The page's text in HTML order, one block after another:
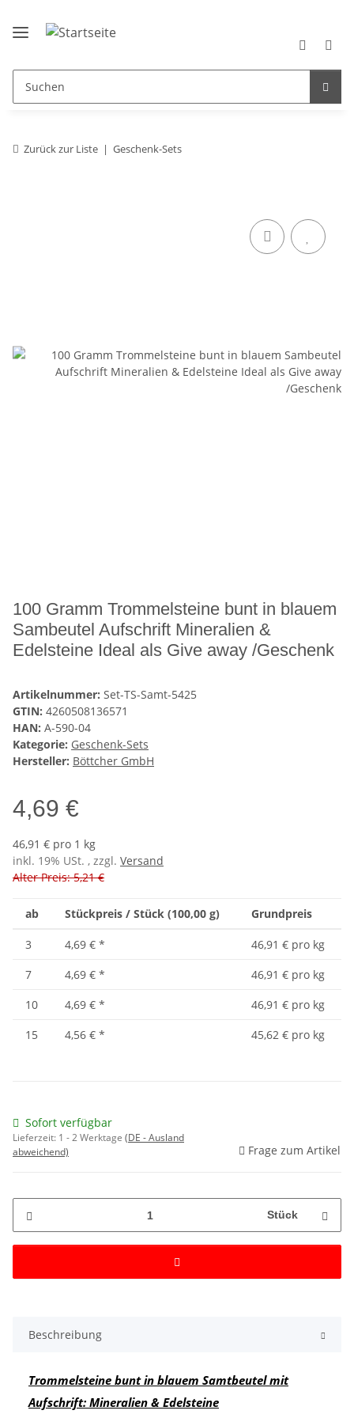
Zurück zur Liste Geschenk-Sets
100 Gramm Trommelsteine bunt in blauem
Sambeutel Aufschrift Mineralien &
Edelsteine Ideal als Give away /Geschenk
Artikelnummer: Set-TS-Samt-5425
GTIN: 4260508136571
HAN: A-590-04
Kategorie: Geschenk-Sets
Hersteller: Böttcher GmbH
4,69 €
46,91 € pro 1 kg
inkl. 19% USt. , zzgl. Versand
Alter Preis: 5,21 €
ab Stückpreis / Stück (100,00 g) Grundpreis
3 4,69 € *
46,91 € pro kg
7
4,69 € *
46,91 € pro kg
10
4,69 € *
46,91 € pro kg
15
4,56 € * 45,62 € pro kg
Sofort verfügbar
Lieferzeit: 1 - 2 Werktage (DE - Ausland
abweichend)
Frage zum Artikel
Stück
Beschreibung
Trommelsteine bunt in blauem Samtbeutel mit
Aufschrift: Mineralien & Edelsteine